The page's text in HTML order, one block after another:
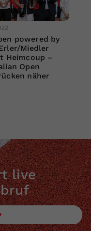
powered by
Miedler
Heimcoup –
Open
näher
live